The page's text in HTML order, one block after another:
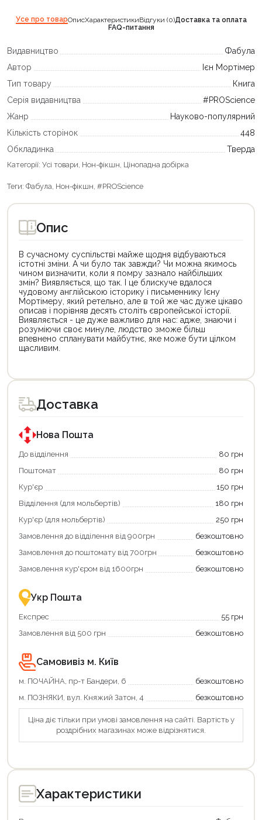
Усе про товарОписХарактеристикиВідгуки (0)Доставка та оплата
FAQ-питання
Видавництво
Фабула
Автор
Ієн Мортімер
Тип товару
Книга
Серія видавництва
#PROScience
Жанр
Науково-популярний
Кількість сторінок
448
Обкладинка
Тверда
Категорії: Усі товари, Нон-фікшн, Цінопадна добірка
Теги: Фабула, Нон-фікшн, #PROScience
Опис
В сучасному суспільстві майже щодня відбуваються
істотні зміни. А чи було так завжди? Чи можна якимось
чином визначити, коли я помру зазнало найбільших
змін? Виявляється, що так. І це блискуче вдалося
чудовому англійською історику і письменнику Ієну
Мортімеру, який ретельно, але в той же час дуже цікаво
описав і порівняв десять століть європейської історії.
Виявляється - це дуже важливо для нас: адже, знаючи і
розуміючи своє минуле, людство зможе більш
впевнено спланувати майбутнє, яке може бути цілком
щасливим.
товар
для
покупки
державною
програмою
єКнига.
Використовуйте
карту
щоб
зекономити
та
отримати
переваги!
картою
єКнига
–
зручно
та
товар
для
покупки
державною
програмою
«Національний
кешбек».
покупку
«Національний
кешбек»
та
отримуйте
повернення
Економте
більше
разом
державною
підтримкою!
Доставка
Нова Пошта
До відділення
80 грн
Поштомат
80 грн
Кур'єр
150 грн
Відділення (для мольбертів)
180 грн
Кур'єр (для мольбертів)
250 грн
Замовлення до відділення від 900грн
безкоштовно
Замовлення до поштомату від 700грн
безкоштовно
Замовлення кур'єром від 1600грн
безкоштовно
Укр Пошта
Експрес
55 грн
Замовлення від 500 грн
безкоштовно
Самовивіз м. Київ
м. ПОЧАЙНА, пр-т Бандери, 6
безкоштовно
м. ПОЗНЯКИ, вул. Княжий Затон, 4
безкоштовно
Ціна діє тільки при умові замовлення на сайті. Вартість у
роздрібних магазинах може відрізнятися.
Характеристики